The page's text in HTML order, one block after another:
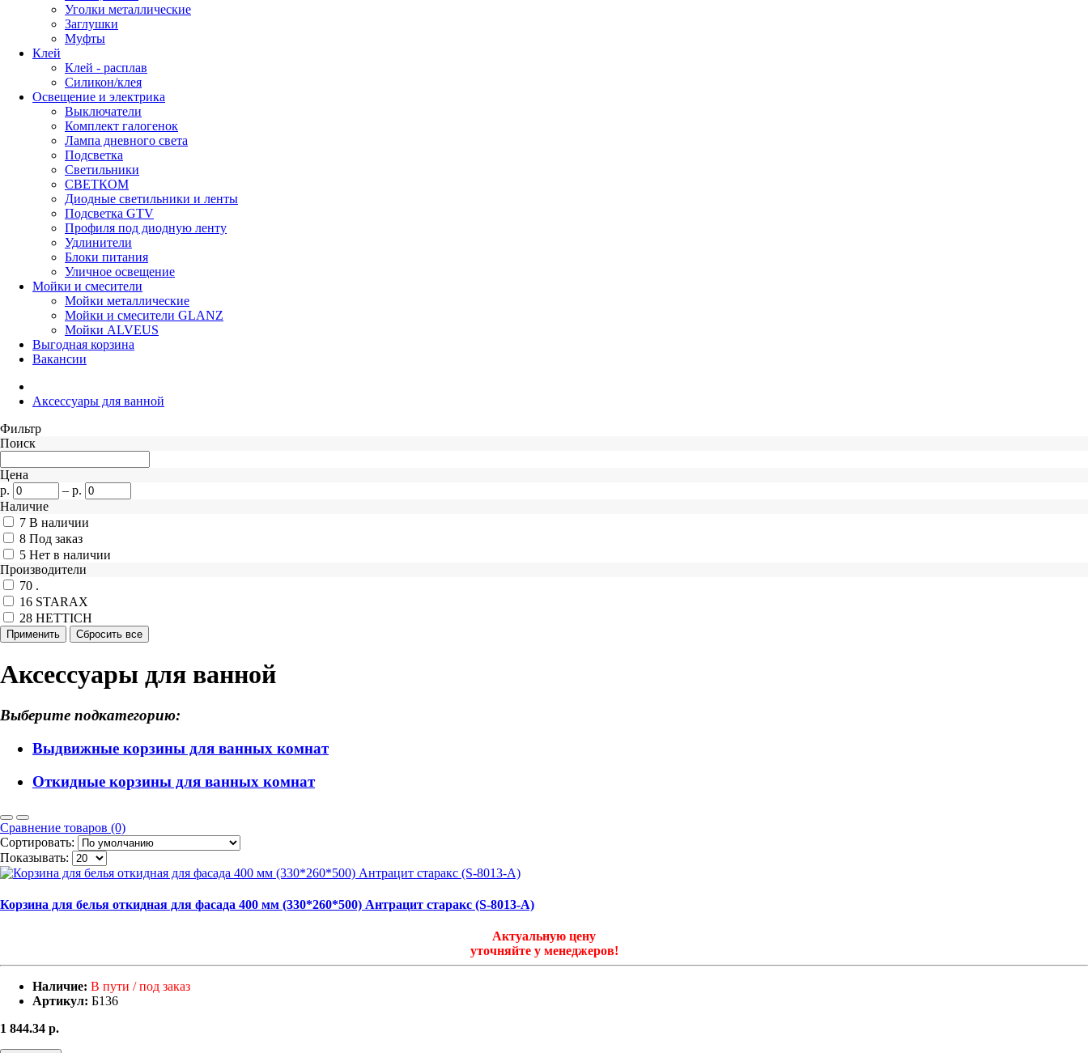
Уголки металлические
Заглушки
Муфты
Клей
Клей - расплав
Силикон/клея
Освещение и электрика
Выключатели
Комплект галогенок
Лампа дневного света
Подсветка
Светильники
СВЕТКОМ
Диодные светильники и ленты
Подсветка GTV
Профиля под диодную ленту
Удлинители
Блоки питания
Уличное освещение
Мойки и смесители
Мойки металлические
Мойки и смесители GLANZ
Мойки ALVEUS
Выгодная корзина
Вакансии
Аксессуары для ванной
Фильтр
Поиск
Цена
р.
– р.
Наличие
7 В наличии
8 Под заказ
5 Нет в наличии
Производители
70 .
16 STARAX
28 HETTICH
Аксессуары для ванной
Выберите подкатегорию:
Выдвижные корзины для ванных комнат
Откидные корзины для ванных комнат
Сравнение товаров (0)
Сортировать:
Показывать:
Корзина для белья откидная для фасада 400 мм (330*260*500) Антрацит старакс (S-8013-A)
Актуальную цену
уточняйте у менеджеров!
Наличие: В пути / под заказ
Артикул: Б136
1 844.34 р.